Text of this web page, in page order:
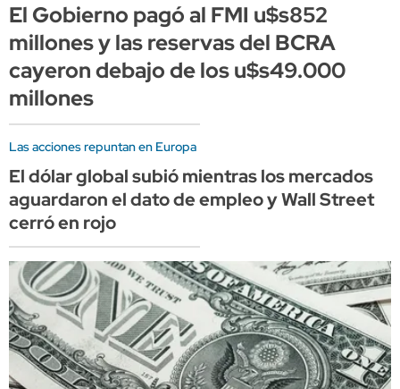
El Gobierno pagó al FMI u$s852
millones y las reservas del BCRA
cayeron debajo de los u$s49.000
millones
Las acciones repuntan en Europa
El dólar global subió mientras los mercados
aguardaron el dato de empleo y Wall Street
cerró en rojo